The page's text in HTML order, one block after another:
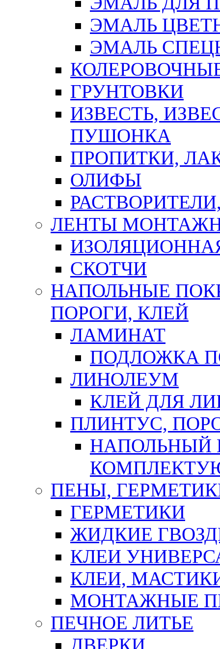
ЭМАЛЬ
ЭМАЛЬ
ГРУНТОВКИ
ИЗВЕСТЬ,
ПУШОНКА
ПРОПИТКИ,
ОЛИФЫ
ЛЕНТЫ
СКОТЧИ
НАПОЛЬНЫЕ
ПОРОГИ, КЛЕЙ
ЛАМИНАТ
ПОДЛОЖКА
ЛИНОЛЕУМ
КЛЕЙ ДЛЯ
ПЛИНТУС,
НАПОЛЬНЫЙ
ПЕНЫ,
ГЕРМЕТИКИ
ЖИДКИЕ
КЛЕИ
КЛЕИ,
МОНТАЖНЫЕ
ПЕЧНОЕ ЛИТЬЕ